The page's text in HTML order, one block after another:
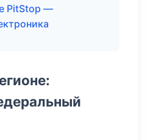
PitStop —